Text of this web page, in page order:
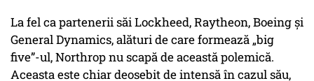
La fel ca partenerii săi Lockheed, Raytheon, Boeing și
General Dynamics, alături de care formează „big
five”-ul, Northrop nu scapă de această polemică.
Aceasta este chiar deosebit de intensă în cazul său,